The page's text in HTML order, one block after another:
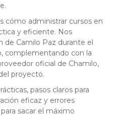
cómo administrar cursos en
y eficiente. Nos
de Camilo Paz durante el
, complementando con la
oficial de Chamilo,
proyecto.
pasos claros para
eficaz y errores
sacar el máximo